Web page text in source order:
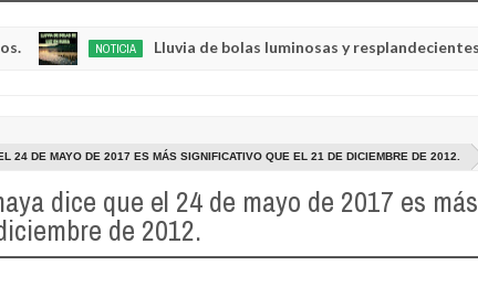
NOTICIA Lluvia de bolas luminosas y resplandecientes en Rusia
24 DE MAYO DE 2017 ES MÁS SIGNIFICATIVO QUE EL 21 DE DICIEMBRE DE 2012.
dice que el 24 de mayo de 2017 es más
de 2012.